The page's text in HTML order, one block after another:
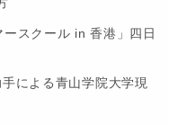
ースクール in 香港」四日
による青山学院大学現